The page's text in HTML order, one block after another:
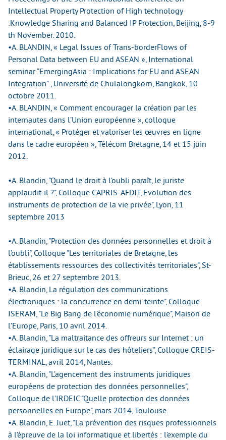
Intellectual Property Protection of High technology
:Knowledge Sharing and Balanced IP Protection, Beijing, 8-9
th November. 2010.
•A. BLANDIN, « Legal Issues of Trans-borderFlows of
Personal Data between EU and ASEAN », International
seminar “EmergingAsia : Implications for EU and ASEAN
Integration” , Université de Chulalongkorn, Bangkok, 10
octobre 2011.
•A. BLANDIN, « Comment encourager la création par les
internautes dans l’Union européenne », colloque
international, « Protéger et valoriser les œuvres en ligne
dans le cadre européen », Télécom Bretagne, 14 et 15 juin
2012.
•A. Blandin, "Quand le droit à l’oubli paraît, le juriste
applaudit-il ?", Colloque CAPRIS-AFDIT, Evolution des
instruments de protection de la vie privée", Lyon, 11
septembre 2013
•A. Blandin, "Protection des données personnelles et droit à
l’oubli", Colloque "Les territoriales de Bretagne, les
établissements ressources des collectivités territoriales", St-
Brieuc, 26 et 27 septembre 2013.
•A. Blandin, La régulation des communications
électroniques : la concurrence en demi-teinte", Colloque
ISERAM, "Le Big Bang de l’économie numérique", Maison de
l’Europe, Paris, 10 avril 2014.
•A. Blandin, "La maltraitance des offreurs sur Internet : un
éclairage juridique sur le cas des hôteliers", Colloque CREIS-
TERMINAL, avril 2014, Nantes.
•A. Blandin, "L’agencement des instruments juridiques
européens de protection des données personnelles",
Colloque de l’IRDEIC "Quelle protection des données
personnelles en Europe", mars 2014, Toulouse.
•A. Blandin, E. Juet, "La prévention des risques professionnels
à l’épreuve de la loi informatique et libertés : l’exemple du